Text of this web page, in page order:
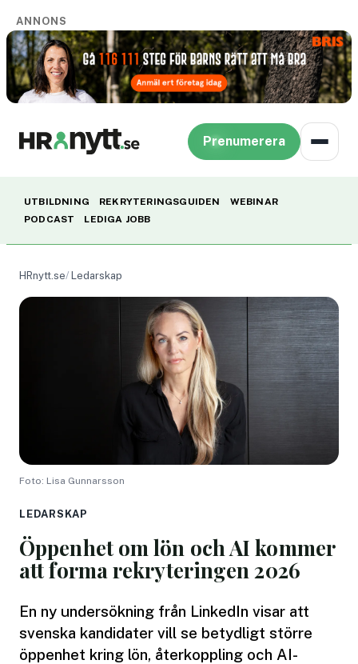
ANNONS
Prenumerera
UTBILDNING REKRYTERINGSGUIDEN
WEBINAR
PODCAST
LEDIGA JOBB
HRnytt.se Ledarskap
Foto: Lisa Gunnarsson
LEDARSKAP
Öppenhet om lön och AI kommer
att forma rekryteringen 2026
En ny undersökning från LinkedIn visar att
svenska kandidater vill se betydligt större
öppenhet kring lön, återkoppling och AI-